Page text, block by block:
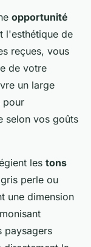
opportunité
l'esthétique de
reçues, vous
de votre
un large
pour
selon vos goûts
les tons
perle ou
une dimension
paysagers